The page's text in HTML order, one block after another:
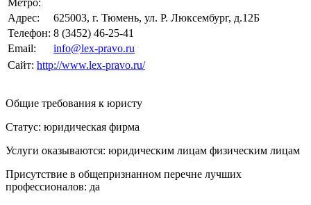
Адрес:
625003, г. Тюмень, ул. Р. Люксембург, д.12Б
Телефон: 8 (3452) 46-25-41
Email:
info@lex-pravo.ru
Сайт: http://www.lex-pravo.ru/
Общие требования к юристу
Статус: юридическая фирма
Услуги оказываются: юридическим лицам физическим лицам
Присутствие в общепризнанном перечне лучших
профессионалов: да